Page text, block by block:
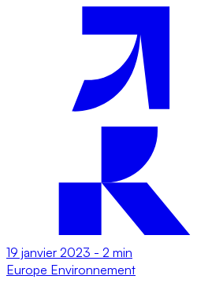
19 janvier 2023 - 2 min
Europe Environnement